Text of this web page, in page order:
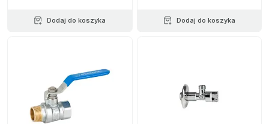
Dodaj do koszyka Dodaj do koszyka